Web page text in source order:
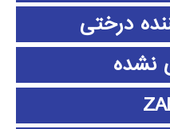
درختی
نشده